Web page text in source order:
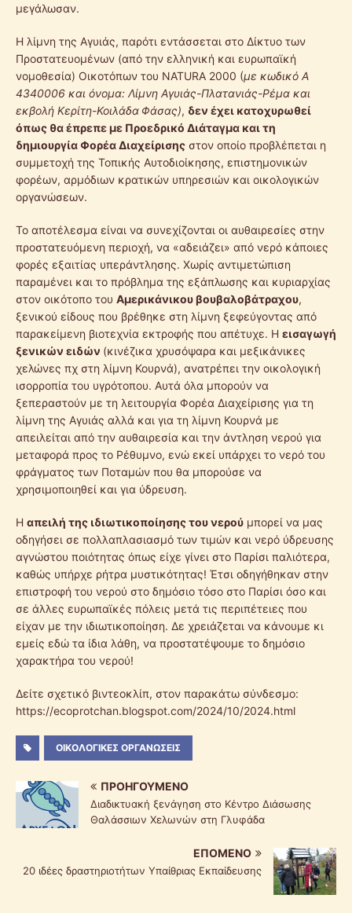
μεγάλωσαν.
Η λίμνη της Αγυιάς, παρότι εντάσσεται στο Δίκτυο των
Προστατευομένων (από την ελληνική και ευρωπαϊκή
νομοθεσία) Οικοτόπων του NATURA 2000 (με κωδικό Α
4340006 και όνομα: Λίμνη Αγυιάς-Πλατανιάς-Ρέμα και
εκβολή Κερίτη-Κοιλάδα Φάσας), δεν έχει κατοχυρωθεί
όπως θα έπρεπε με Προεδρικό Διάταγμα και τη
δημιουργία Φορέα Διαχείρισης στον οποίο προβλέπεται η
συμμετοχή της Τοπικής Αυτοδιοίκησης, επιστημονικών
φορέων, αρμόδιων κρατικών υπηρεσιών και οικολογικών
οργανώσεων.
Το αποτέλεσμα είναι να συνεχίζονται οι αυθαιρεσίες στην
προστατευόμενη περιοχή, να «αδειάζει» από νερό κάποιες
φορές εξαιτίας υπεράντλησης. Χωρίς αντιμετώπιση
παραμένει και το πρόβλημα της εξάπλωσης και κυριαρχίας
στον οικότοπο του Αμερικάνικου βουβαλοβάτραχου,
ξενικού είδους που βρέθηκε στη λίμνη ξεφεύγοντας από
παρακείμενη βιοτεχνία εκτροφής που απέτυχε. Η εισαγωγή
ξενικών ειδών (κινέζικα χρυσόψαρα και μεξικάνικες
χελώνες πχ στη λίμνη Κουρνά), ανατρέπει την οικολογική
ισορροπία του υγρότοπου. Αυτά όλα μπορούν να
ξεπεραστούν με τη λειτουργία Φορέα Διαχείρισης για τη
λίμνη της Αγυιάς αλλά και για τη λίμνη Κουρνά με
απειλείται από την αυθαιρεσία και την άντληση νερού για
μεταφορά προς το Ρέθυμνο, ενώ εκεί υπάρχει το νερό του
φράγματος των Ποταμών που θα μπορούσε να
χρησιμοποιηθεί και για ύδρευση.
Η απειλή της ιδιωτικοποίησης του νερού μπορεί να μας
οδηγήσει σε πολλαπλασιασμό των τιμών και νερό ύδρευσης
αγνώστου ποιότητας όπως είχε γίνει στο Παρίσι παλιότερα,
καθώς υπήρχε ρήτρα μυστικότητας! Έτσι οδηγήθηκαν στην
επιστροφή του νερού στο δημόσιο τόσο στο Παρίσι όσο και
σε άλλες ευρωπαϊκές πόλεις μετά τις περιπέτειες που
είχαν με την ιδιωτικοποίηση. Δε χρειάζεται να κάνουμε κι
εμείς εδώ τα ίδια λάθη, να προστατέψουμε το δημόσιο
χαρακτήρα του νερού!
Δείτε σχετικό βιντεοκλίπ, στον παρακάτω σύνδεσμο:
https://ecoprotchan.blogspot.com/2024/10/2024.html
ΟΙΚΟΛΟΓΙΚΈΣ ΟΡΓΑΝΏΣΕΙΣ
ΠΡΟΗΓΟΎΜΕΝΟ
Διαδικτυακή ξενάγηση στο Κέντρο Διάσωσης
Θαλάσσιων Χελωνών στη Γλυφάδα
ΕΠΌΜΕΝΟ
20 ιδέες δραστηριοτήτων Υπαίθριας Εκπαίδευσης